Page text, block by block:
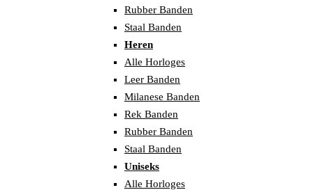
Rubber Banden
Staal Banden
Heren
Alle Horloges
Leer Banden
Milanese Banden
Rek Banden
Rubber Banden
Staal Banden
Uniseks
Alle Horloges